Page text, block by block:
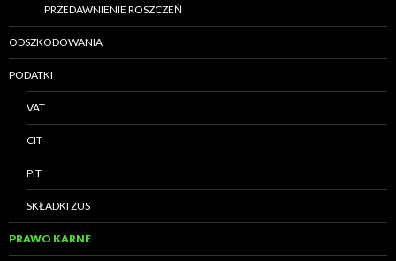
PRZEDAWNIENIE ROSZCZEŃ
ODSZKODOWANIA
PODATKI
VAT
CIT
PIT
SKŁADKI ZUS
PRAWO KARNE